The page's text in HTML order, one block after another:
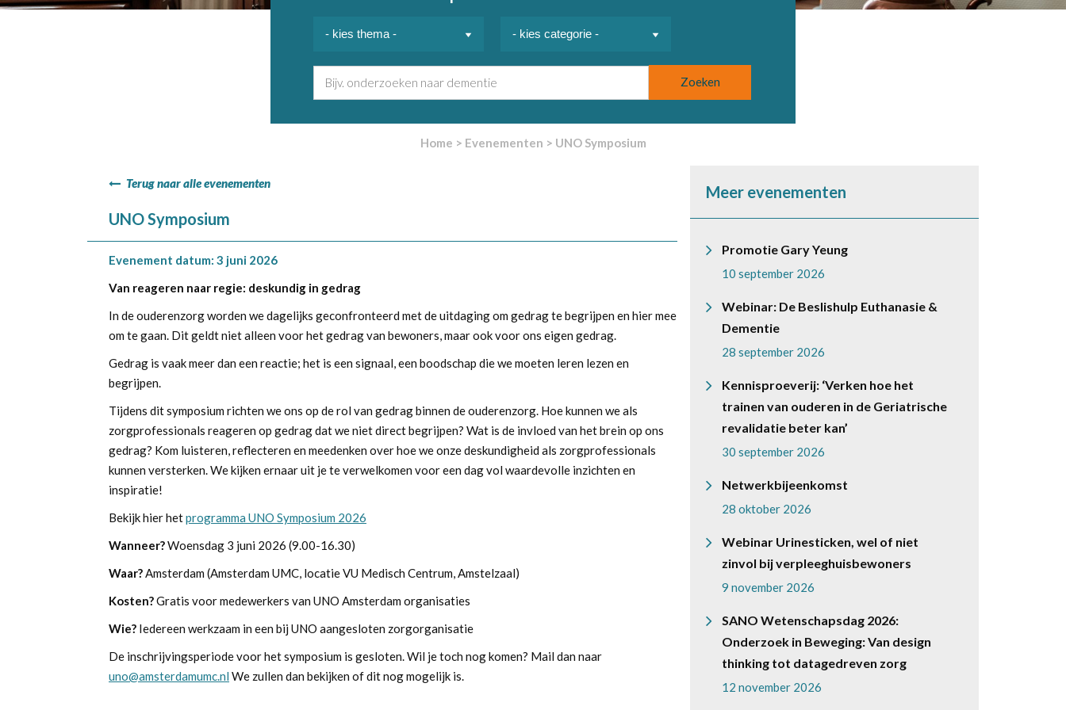
Home > Evenementen > UNO Symposium
Terug naar alle evenementen
UNO Symposium
Evenement datum: 3 juni 2026
Van reageren naar regie: deskundig in gedrag
In de ouderenzorg worden we dagelijks geconfronteerd met de uitdaging om gedrag te begrijpen en hier mee
om te gaan. Dit geldt niet alleen voor het gedrag van bewoners, maar ook voor ons eigen gedrag.
Gedrag is vaak meer dan een reactie; het is een signaal, een boodschap die we moeten leren lezen en
begrijpen.
Tijdens dit symposium richten we ons op de rol van gedrag binnen de ouderenzorg. Hoe kunnen we als
zorgprofessionals reageren op gedrag dat we niet direct begrijpen? Wat is de invloed van het brein op ons
gedrag? Kom luisteren, reflecteren en meedenken over hoe we onze deskundigheid als zorgprofessionals
kunnen versterken. We kijken ernaar uit je te verwelkomen voor een dag vol waardevolle inzichten en
inspiratie!
Bekijk hier hetprogramma UNO Symposium 2026
Wanneer?Woensdag 3 juni 2026 (9.00-16.30)
Waar? Amsterdam (Amsterdam UMC, locatie VU Medisch Centrum, Amstelzaal)
Kosten?Gratis voor medewerkers van UNO Amsterdam organisaties
Wie? Iedereen werkzaam in een bij UNO aangesloten zorgorganisatie
De inschrijvingsperiode voor het symposium is gesloten. Wil je toch nog komen? Mail dan naar
uno@amsterdamumc.nl We zullen dan bekijken of dit nog mogelijk is.
Meer evenementen
Promotie Gary Yeung
10 september 2026
Webinar: De Beslishulp Euthanasie &
Dementie
28 september 2026
Kennisproeverij: ‘Verken hoe het
trainen van ouderen in de Geriatrische
revalidatie beter kan’
30 september 2026
Netwerkbijeenkomst
28 oktober 2026
Webinar Urinesticken, wel of niet
zinvol bij verpleeghuisbewoners
9 november 2026
SANO Wetenschapsdag 2026:
Onderzoek in Beweging: Van design
thinking tot datagedreven zorg
12 november 2026